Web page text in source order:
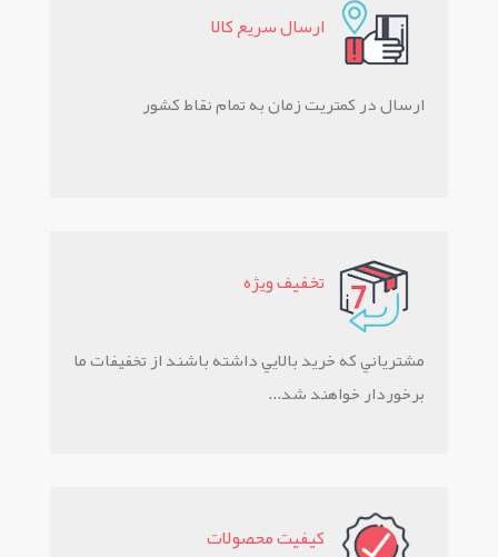
ارسال سريع کالا
ارسال در کمتریت زمان به تمام نقاط کشور
تخفيف ويژه
مشترياني که خريد بالايي داشته باشند از تخفيفات ما
برخوردار خواهند شد...
کيفيت محصولات